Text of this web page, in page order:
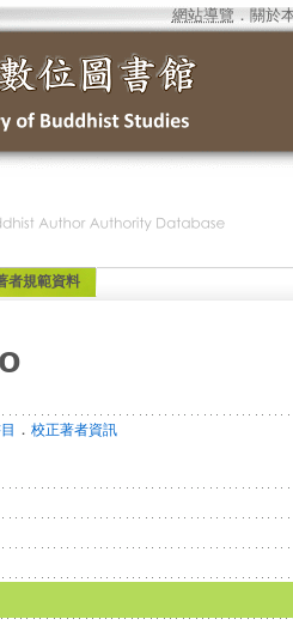
網站導覽 ． 關於
者規範資料
． 校正著者資訊